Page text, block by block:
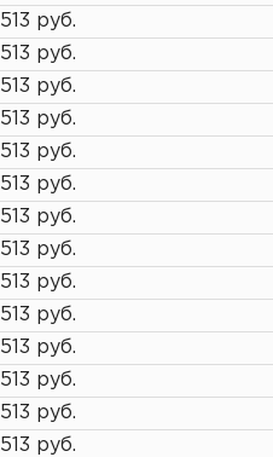
513 руб.
513 руб.
513 руб.
513 руб.
513 руб.
513 руб.
513 руб.
513 руб.
513 руб.
513 руб.
513 руб.
513 руб.
513 руб.
513 руб.